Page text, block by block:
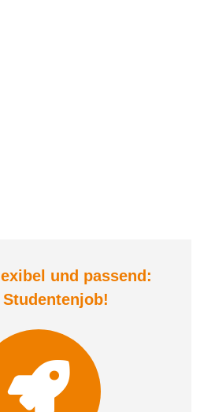
und passend:
Studentenjob!